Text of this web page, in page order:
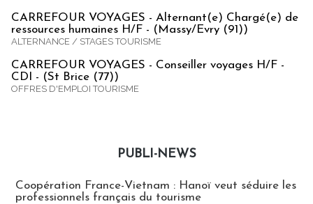
CARREFOUR VOYAGES - Alternant(e) Chargé(e) de
ressources humaines H/F - (Massy/Evry (91))
ALTERNANCE / STAGES TOURISME
CARREFOUR VOYAGES - Conseiller voyages H/F -
CDI - (St Brice (77))
OFFRES D'EMPLOI TOURISME
PUBLI-NEWS
Coopération France-Vietnam : Hanoï veut séduire les
professionnels français du tourisme